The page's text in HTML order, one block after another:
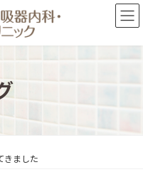
きました